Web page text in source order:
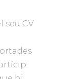
seu CV